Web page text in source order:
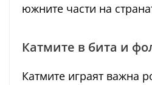
южните части на
Катмите в бита и
Катмите играят важна